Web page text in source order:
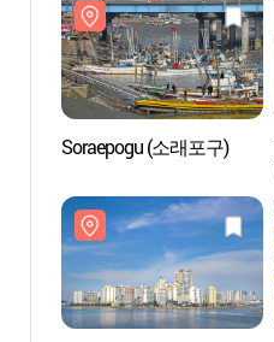
Soraepogu (소래포구)